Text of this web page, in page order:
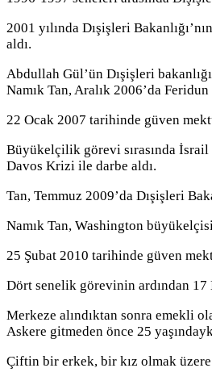
2001 yılında Dışişleri
aldı.
Abdullah Gül’ün Dışişleri
Namık Tan, Aralık 2006’da
22 Ocak 2007 tarihinde güven
Büyükelçilik görevi sırasında İsrail
Davos Krizi ile darbe aldı.
Tan, Temmuz 2009’da Dışişleri
Namık Tan, Washington
25 Şubat 2010 tarihinde güven
Dört senelik görevinin ardından
Merkeze alındıktan sonra emekli
Askere gitmeden önce 25
Çiftin bir erkek, bir kız olmak